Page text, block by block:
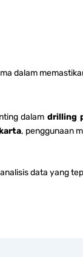
dalam
dalamdrilling
, penggunaan
data yang